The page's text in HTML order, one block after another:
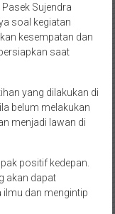
Sujendra
soal kegiatan
kesempatan dan
saat
yang dilakukan di
belum melakukan
menjadi lawan di
positif kedepan.
akan dapat
dan mengintip